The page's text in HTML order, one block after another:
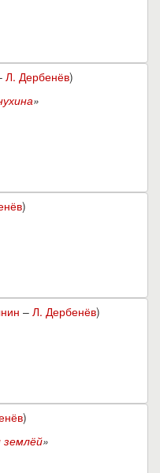
Л. Дербенёв)
»
)
– Л. Дербенёв)
)
»